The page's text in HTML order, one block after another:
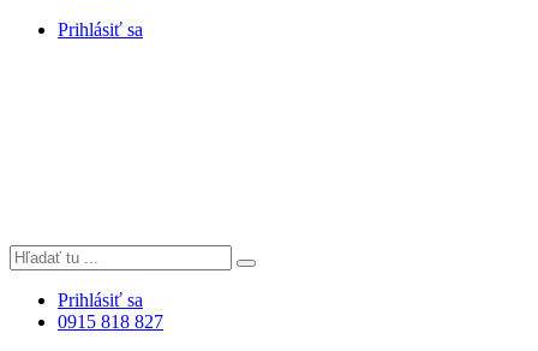
Prihlásiť sa
Prihlásiť sa
0915 818 827